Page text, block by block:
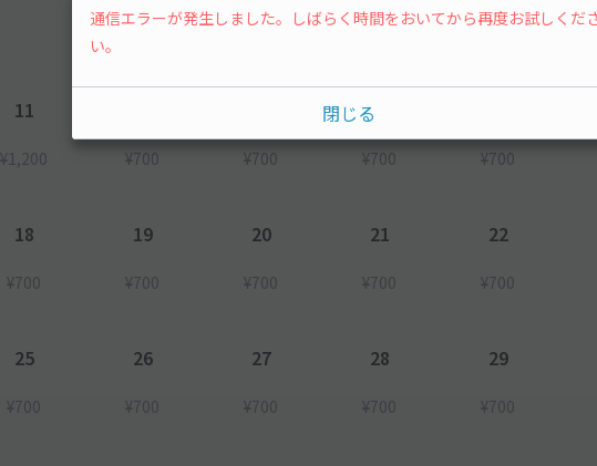
11
¥1,200 ¥700 ¥700
14
¥700 ¥700
18
¥700
19
¥700
20
¥700
21
¥700
22
¥700
25
¥700
26
¥700
27
¥700
28
¥700
29
¥700
通信エラーが発生しました。しばらく時間をおいてから再度お試しくだ
い。
閉じる